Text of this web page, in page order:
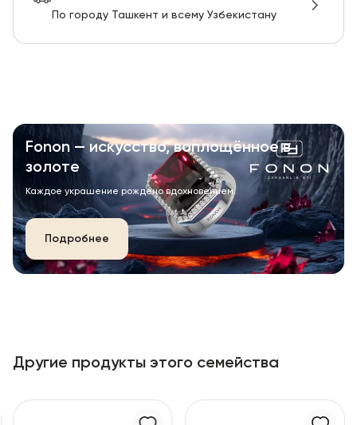
По городу Ташкент и всему Узбекистану
Fonon — искусство, воплощённое в
золоте
Каждое украшение рождено вдохновением.
Подробнее
Другие продукты этого семейства